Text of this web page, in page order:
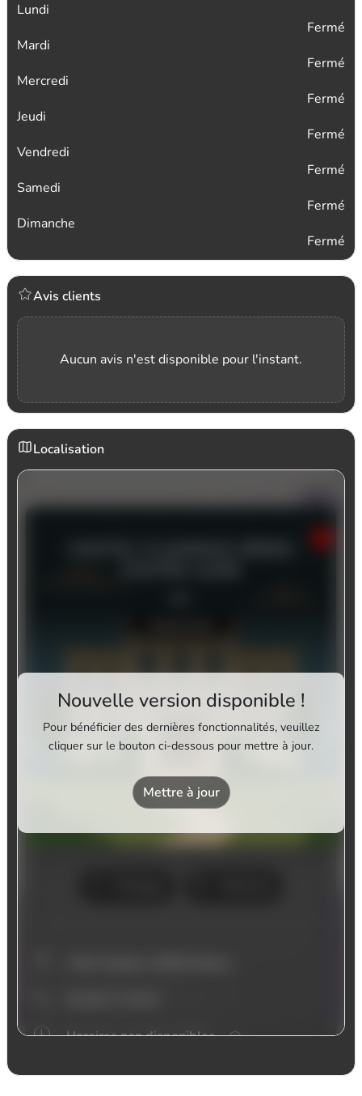
Lundi
Fermé
Mardi
Fermé
Mercredi
Fermé
Jeudi
Fermé
Vendredi
Fermé
Samedi
Fermé
Dimanche
Fermé
Avis clients
Aucun avis n'est disponible pour l'instant.
Localisation